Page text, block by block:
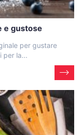
e gustose
per gustare
per la...